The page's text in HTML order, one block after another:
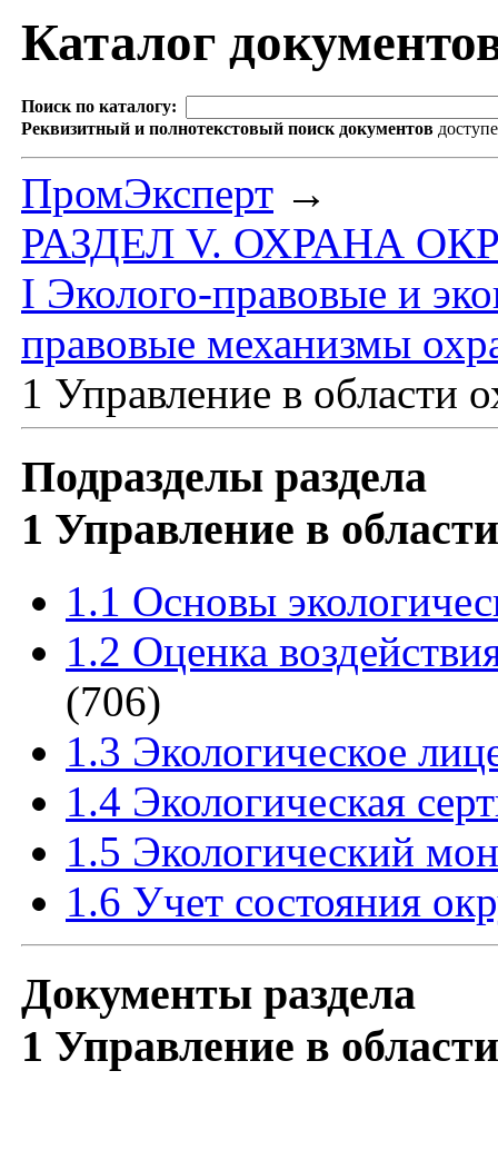
Каталог
Поиск по каталогу:
Реквизитный и полнотекстовый поиск документов
ПромЭксперт →
РАЗДЕЛ V. ОХРАНА
I Эколого-правовые и
правовые механизмы
1 Управление в области
Подразделы раздела
1 Управление в
1.1 Основы
1.2 Оценка
(706)
1.3 Экологическое
1.4 Экологическая
1.5 Экологический
1.6 Учет состояния
Документы раздела
1 Управление в